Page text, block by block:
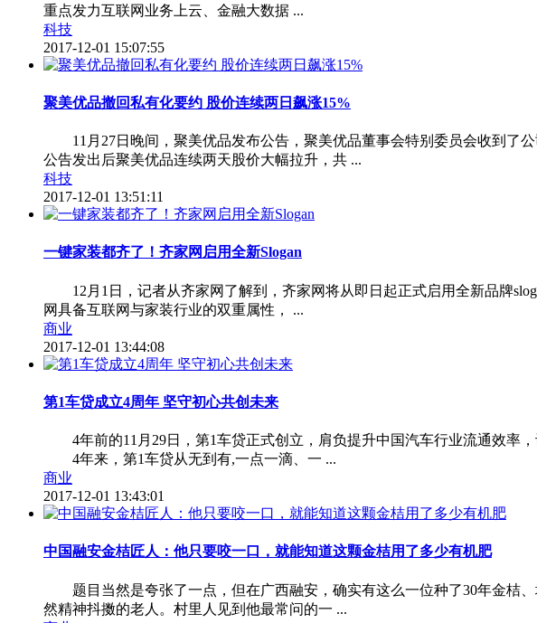
重点发力互联网业务上云、金融大数据 ...
科技
2017-12-01 15:07:55
聚美优品撤回私有化要约 股价连续两日飙涨15%
11月27日晚间，聚美优品发布公告，聚美优品董事会特别委员会收到了公
公告发出后聚美优品连续两天股价大幅拉升，共 ...
科技
2017-12-01 13:51:11
一键家装都齐了！齐家网启用全新Slogan
12月1日，记者从齐家网了解到，齐家网将从即日起正式启用全新品牌
网具备互联网与家装行业的双重属性， ...
商业
2017-12-01 13:44:08
第1车贷成立4周年 坚守初心共创未来
4年前的11月29日，第1车贷正式创立，肩负提升中国汽车行业流通效率
4年来，第1车贷从无到有,一点一滴、一 ...
商业
2017-12-01 13:43:01
中国融安金桔匠人：他只要咬一口，就能知道这颗金桔用了多少有机肥
题目当然是夸张了一点，但在广西融安，确实有这么一位种了30年金桔
然精神抖擞的老人。村里人见到他最常问的一 ...